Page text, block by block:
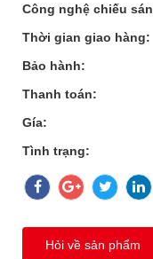
Công nghệ chiếu
Thời gian giao hàng:
Bảo hành:
Thanh toán:
Gía:
Tình trạng:
Hỏi về sản phẩm